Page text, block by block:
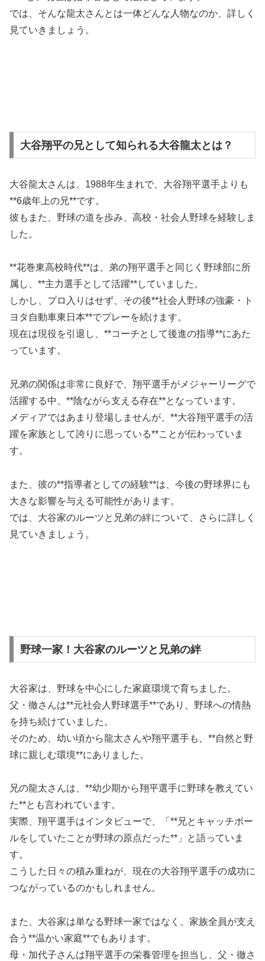
では、そんな龍太さんとは一体どんな人物なのか、詳しく
見ていきましょう。
大谷翔平の兄として知られる大谷龍太とは？
大谷龍太さんは、1988年生まれで、大谷翔平選手よりも
**6歳年上の兄**です。
彼もまた、野球の道を歩み、高校・社会人野球を経験しま
した。
**花巻東高校時代**は、弟の翔平選手と同じく野球部に所
属し、**主力選手として活躍**していました。
しかし、プロ入りはせず、その後**社会人野球の強豪・ト
ヨタ自動車東日本**でプレーを続けます。
現在は現役を引退し、**コーチとして後進の指導**にあた
っています。
兄弟の関係は非常に良好で、翔平選手がメジャーリーグで
活躍する中、**陰ながら支える存在**となっています。
メディアではあまり登場しませんが、**大谷翔平選手の活
躍を家族として誇りに思っている**ことが伝わっていま
す。
また、彼の**指導者としての経験**は、今後の野球界にも
大きな影響を与える可能性があります。
では、大谷家のルーツと兄弟の絆について、さらに詳しく
見ていきましょう。
野球一家！大谷家のルーツと兄弟の絆
大谷家は、野球を中心にした家庭環境で育ちました。
父・徹さんは**元社会人野球選手**であり、野球への情熱
を持ち続けていました。
そのため、幼い頃から龍太さんや翔平選手も、**自然と野
球に親しむ環境**にありました。
兄の龍太さんは、**幼少期から翔平選手に野球を教えてい
た**とも言われています。
実際、翔平選手はインタビューで、「**兄とキャッチボー
ルをしていたことが野球の原点だった**」と語っていま
す。
こうした日々の積み重ねが、現在の大谷翔平選手の成功に
つながっているのかもしれません。
また、大谷家は単なる野球一家ではなく、家族全員が支え
合う**温かい家庭**でもあります。
母・加代子さんは翔平選手の栄養管理を担当し、父・徹さ